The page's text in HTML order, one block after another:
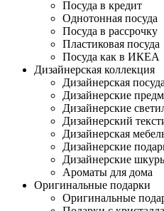
Посуда в кредит
Однотонная посуда
Посуда в рассрочку
Пластиковая посуда
Посуда как в ИКЕА
Дизайнерская коллекция
Дизайнерская посуда
Дизайнерские
Дизайнерские
Дизайнерский
Дизайнерская
Дизайнерские
Дизайнерские
Ароматы для дома
Оригинальные подарки
Оригинальные